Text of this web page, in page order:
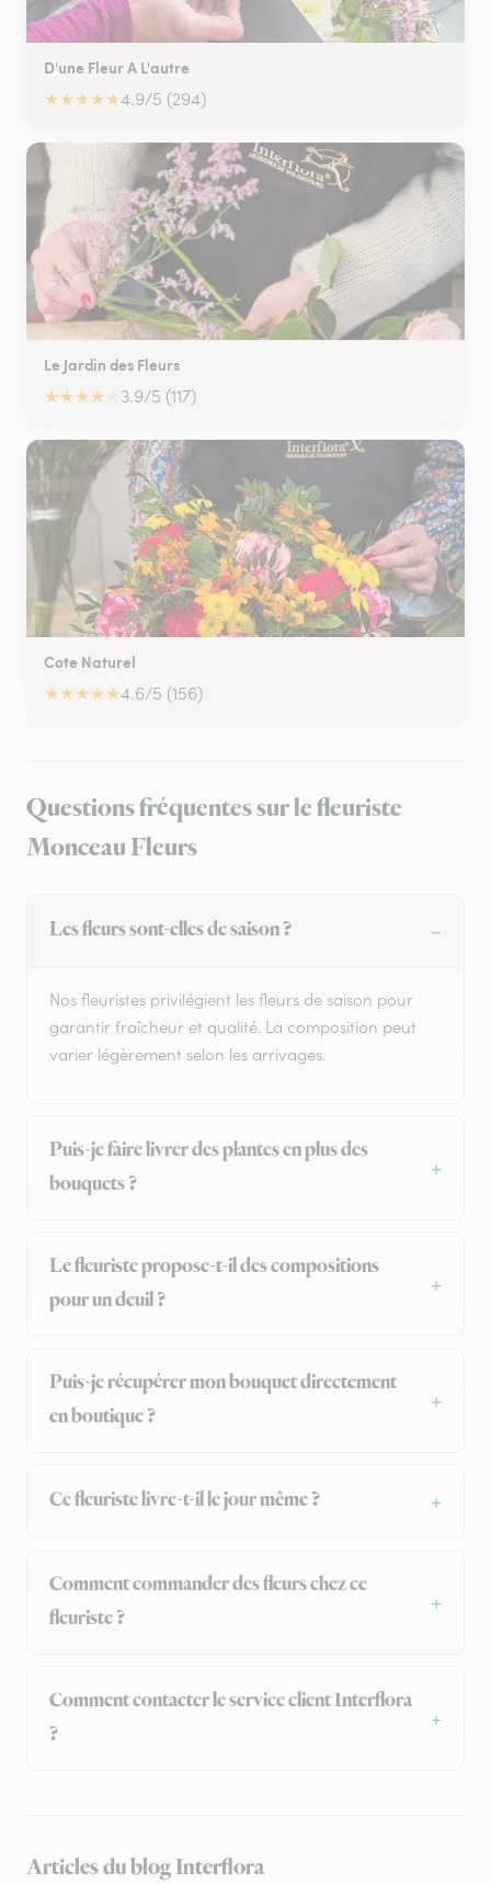
D'une Fleur A L'autre
★★★★★4.9/5 (294)
Le Jardin des Fleurs
★★★★ 3.9/5 (117)
Cote Naturel
★★★★★4.6/5 (156)
Questions fréquentes sur le fleuriste
Monceau Fleurs
Les fleurs sont-elles de saison ?
Nos fleuristes privilégient les fleurs de saison pour
garantir fraîcheur et qualité. La composition peut
varier légèrement selon les arrivages.
Puis-je faire livrer des plantes en plus des
bouquets ?
Le fleuriste propose-t-il des compositions
pour un deuil ?
Puis-je récupérer mon bouquet directement
en boutique ?
Ce fleuriste livre-t-il le jour même ?
Comment commander des fleurs chez ce
fleuriste ?
Comment contacter le service client Interflora
?
Articles du blog Interflora